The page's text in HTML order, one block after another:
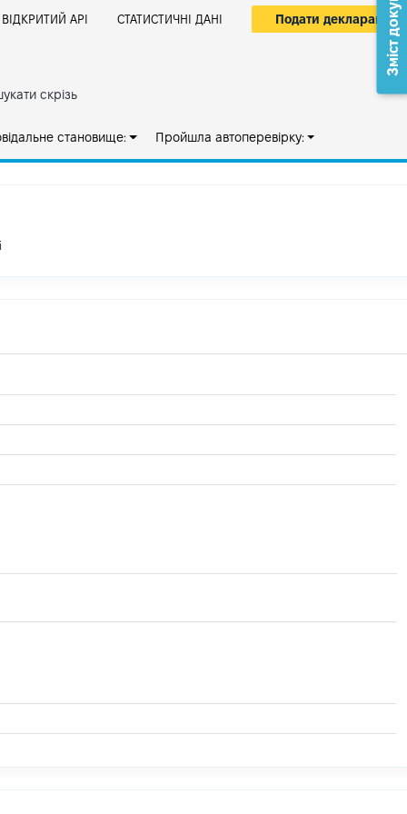
ВІДКРИТИЙ АРІ СТАТИСТИЧНІ ДАНІ Подати декларацію
скрізь
становище: Пройшла автоперевірку: